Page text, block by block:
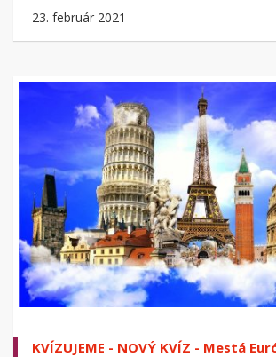
23. február 2021
KVÍZUJEME - NOVÝ KVÍZ - Mestá